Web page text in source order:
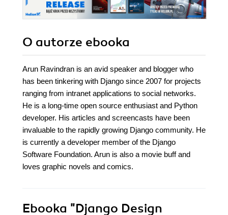
O autorze ebooka
Arun Ravindran is an avid speaker and blogger who
has been tinkering with Django since 2007 for projects
ranging from intranet applications to social networks.
He is a long-time open source enthusiast and Python
developer. His articles and screencasts have been
invaluable to the rapidly growing Django community. He
is currently a developer member of the Django
Software Foundation. Arun is also a movie buff and
loves graphic novels and comics.
Ebooka "Django Design